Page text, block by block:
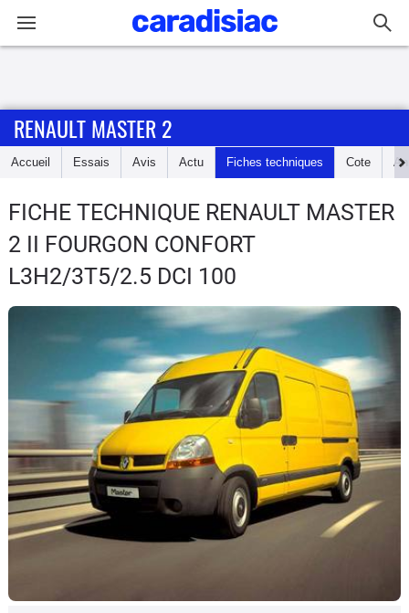
Accueil
Essais
Guide
d'achat
Electriques
Utilitaires
Auto
Services
Forum
RENAULT MASTER 2
Accueil Essais Avis Actu Fiches techniques Cote
FICHE TECHNIQUE RENAULT MASTER
2 II FOURGON CONFORT
L3H2/3T5/2.5 DCI 100